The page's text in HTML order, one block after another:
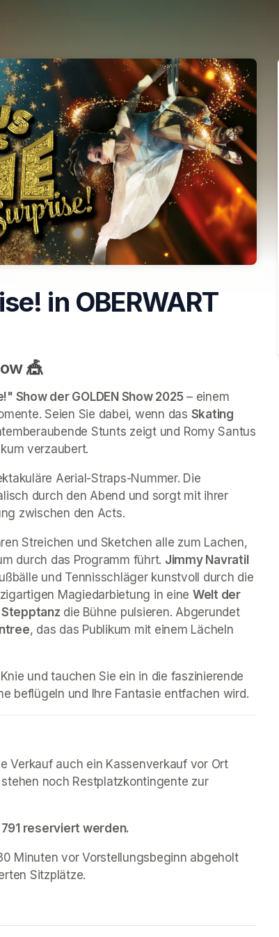
in OBERWART
🎪
Show der GOLDEN Show 2025 – einem
Seien Sie dabei, wenn das Skating
Stunts zeigt und Romy Santus
verzaubert.
Aerial-Straps-Nummer. Die
durch den Abend und sorgt mit ihrer
zwischen den Acts.
Streichen und Sketchen alle zum Lachen,
durch das Programm führt. Jimmy Navratil
und Tennisschläger kunstvoll durch die
Magiedarbietung in eine Welt der
Stepptanz die Bühne pulsieren. Abgerundet
, das das Publikum mit einem Lächeln
und tauchen Sie ein in die faszinierende
beflügeln und Ihre Fantasie entfachen wird.
Verkauf auch ein Kassenverkauf vor Ort
noch Restplatzkontingente zur
reserviert werden.
Minuten vor Vorstellungsbeginn abgeholt
Sitzplätze.